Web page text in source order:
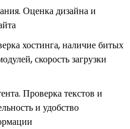
Оценка дизайна и
хостинга, наличие битых
скорость загрузки
Проверка текстов и
и удобство